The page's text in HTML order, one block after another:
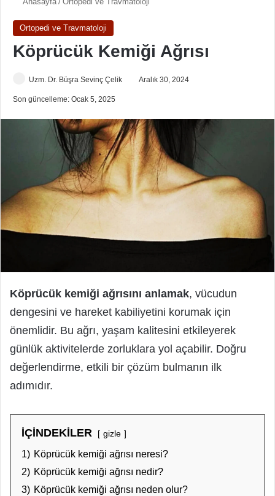
Ortopedi ve Travmatoloji
Köprücük Kemiği Ağrısı
Uzm. Dr. Büşra Sevinç Çelik Aralık 30, 2024
Son güncelleme: Ocak 5, 2025
Köprücük kemiği ağrısını anlamak, vücudun
dengesini ve hareket kabiliyetini korumak için
önemlidir. Bu ağrı, yaşam kalitesini etkileyerek
günlük aktivitelerde zorluklara yol açabilir. Doğru
değerlendirme, etkili bir çözüm bulmanın ilk
adımıdır.
İÇİNDEKİLER gizle
1) Köprücük kemiği ağrısı neresi?
2) Köprücük kemiği ağrısı nedir?
3) Köprücük kemiği ağrısı neden olur?